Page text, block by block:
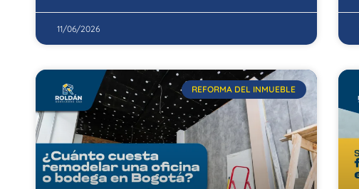
11/06/2026
REFORMA DEL INMUEBLE